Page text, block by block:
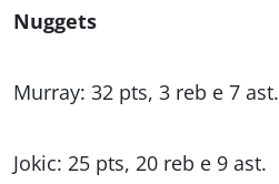
Nuggets
Murray: 32 pts, 3 reb e 7 ast.
Jokic: 25 pts, 20 reb e 9 ast.